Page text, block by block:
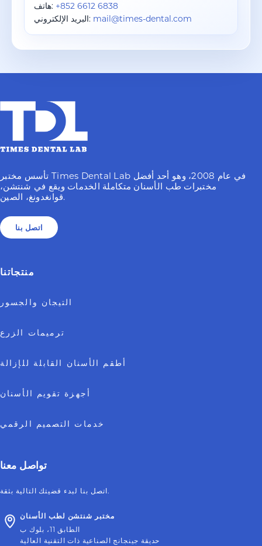
هاتف: +852 6612 6838
البريد الإلكتروني: mail@times-dental.com
تأسس مختبر Times Dental Lab في عام 2008، وهو أحد أفضل
مختبرات طب الأسنان متكاملة الخدمات ويقع في شنتشن،
قوانغدونغ، الصين.
اتصل بنا
منتجاتنا
التيجان والجسور
ترميمات الزرع
أطقم الأسنان القابلة للإزالة
أجهزة تقويم الأسنان
خدمات التصميم الرقمي
تواصل معنا
اتصل بنا لبدء قضيتك التالية بثقة.
مختبر شنتشن لطب الأسنان
الطابق 11، بلوك ب
حديقة جينجانج الصناعية ذات التقنية العالية